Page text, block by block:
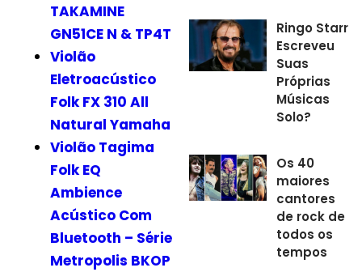
TAKAMINE
GN51CE N & TP4T
Violão
Eletroacústico
Folk FX 310 All
Natural Yamaha
Violão Tagima
Folk EQ
Ambience
Acústico Com
Bluetooth – Série
Metropolis BKOP
Ringo Starr
Escreveu
Suas
Próprias
Músicas
Solo?
Os 40
maiores
cantores
de rock de
todos os
tempos